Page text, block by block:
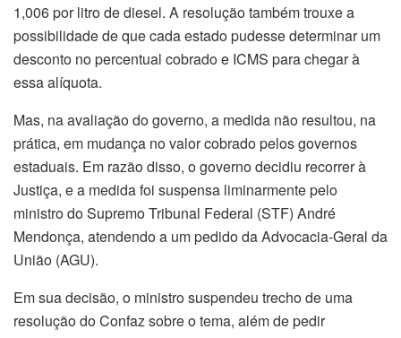
1,006 por litro de diesel. A resolução também trouxe a
possibilidade de que cada estado pudesse determinar um
desconto no percentual cobrado e ICMS para chegar à
essa alíquota.
Mas, na avaliação do governo, a medida não resultou, na
prática, em mudança no valor cobrado pelos governos
estaduais. Em razão disso, o governo decidiu recorrer à
Justiça, e a medida foi suspensa liminarmente pelo
ministro do Supremo Tribunal Federal (STF) André
Mendonça, atendendo a um pedido da Advocacia-Geral da
União (AGU).
Em sua decisão, o ministro suspendeu trecho de uma
resolução do Confaz sobre o tema, além de pedir